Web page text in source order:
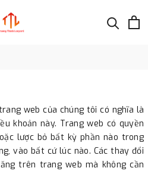
web của chúng tôi có nghĩa là
khoản này. Trang web có quyền
lược bỏ bất kỳ phần nào trong
vào bất cứ lúc nào. Các thay đổi
trên trang web mà không cần